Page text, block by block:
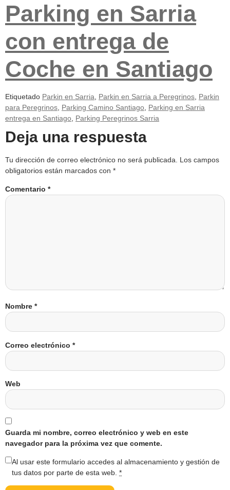
Parking en Sarria
con entrega de
Coche en Santiago
Etiquetado Parkin en Sarria Parkin en Sarria a Peregrinos Parkin
para Peregrinos Parking Camino Santiago Parking en Sarria
entrega en Santiago Parking Peregrinos Sarria
Deja una respuesta
Tu dirección de correo electrónico no será publicada.
Los campos
obligatorios están marcados con *
Comentario *
Nombre *
Correo electrónico *
Web
Guarda mi nombre, correo electrónico y web en este
navegador para la próxima vez que comente.
Al usar este formulario accedes al almacenamiento y gestión de
tus datos por parte de esta web. *